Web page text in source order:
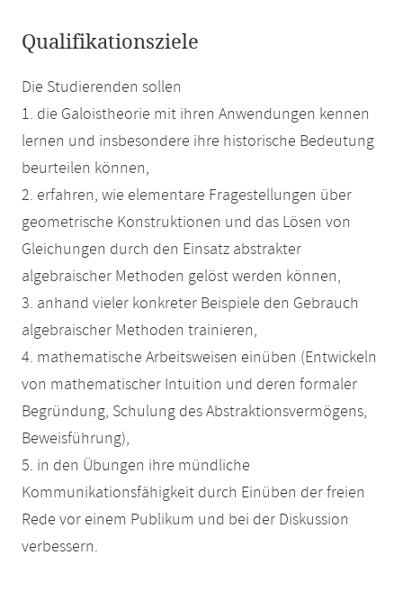
Qualifikationsziele
Die Studierenden sollen
1. die Galoistheorie mit ihren Anwendungen kennen
lernen und insbesondere ihre historische Bedeutung
beurteilen können,
2. erfahren, wie elementare Fragestellungen über
geometrische Konstruktionen und das Lösen von
Gleichungen durch den Einsatz abstrakter
algebraischer Methoden gelöst werden können,
3. anhand vieler konkreter Beispiele den Gebrauch
algebraischer Methoden trainieren,
4. mathematische Arbeitsweisen einüben (Entwickeln
von mathematischer Intuition und deren formaler
Begründung, Schulung des Abstraktionsvermögens,
Beweisführung),
5. in den Übungen ihre mündliche
Kommunikationsfähigkeit durch Einüben der freien
Rede vor einem Publikum und bei der Diskussion
verbessern.